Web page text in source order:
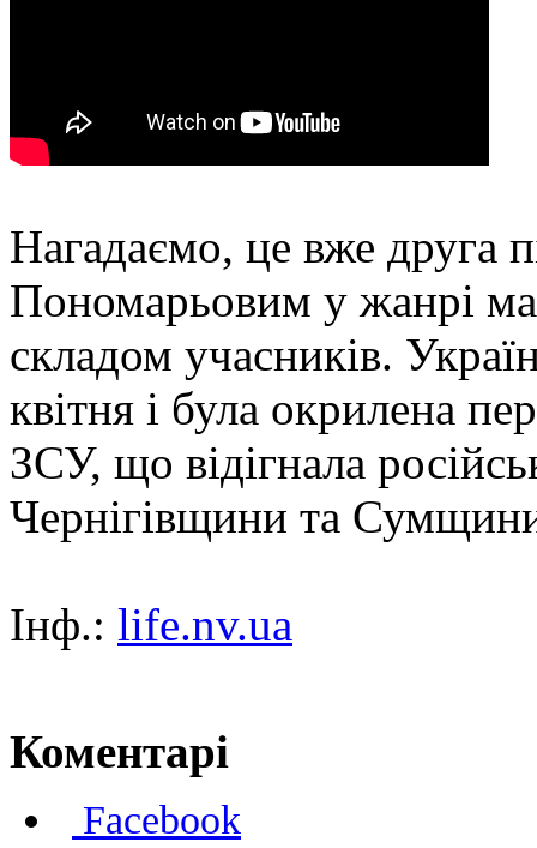
Нагадаємо, це вже друга
Пономарьовим у жанрі
складом учасників.
квітня і була окрилена
ЗСУ, що відігнала
Чернігівщини та
Інф.: life.nv.ua
Коментарі
Facebook